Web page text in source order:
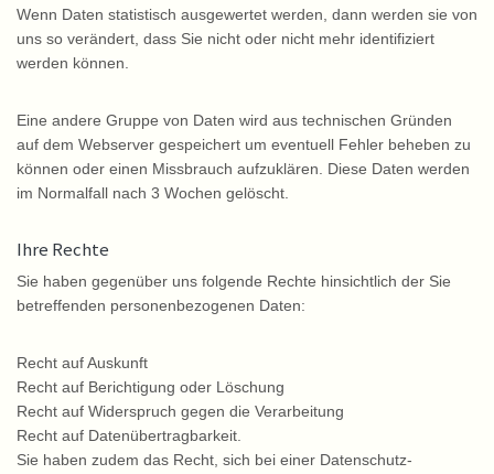
Wenn Daten statistisch ausgewertet werden, dann werden sie von
uns so verändert, dass Sie nicht oder nicht mehr identifiziert
werden können.
Eine andere Gruppe von Daten wird aus technischen Gründen
auf dem Webserver gespeichert um eventuell Fehler beheben zu
können oder einen Missbrauch aufzuklären. Diese Daten werden
im Normalfall nach 3 Wochen gelöscht.
Ihre Rechte
Sie haben gegenüber uns folgende Rechte hinsichtlich der Sie
betreffenden personenbezogenen Daten:
Recht auf Auskunft
Recht auf Berichtigung oder Löschung
Recht auf Widerspruch gegen die Verarbeitung
Recht auf Datenübertragbarkeit.
Sie haben zudem das Recht, sich bei einer Datenschutz-